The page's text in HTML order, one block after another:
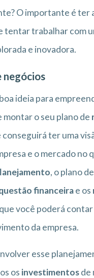
O importante é ter
tentar trabalhar com
e inovadora.
negócios
ideia para
montar o seu plano de
conseguirá ter uma
e o mercado no
, o plano
financeirae os
que você poderá contar
da empresa.
esse
os investimentosde